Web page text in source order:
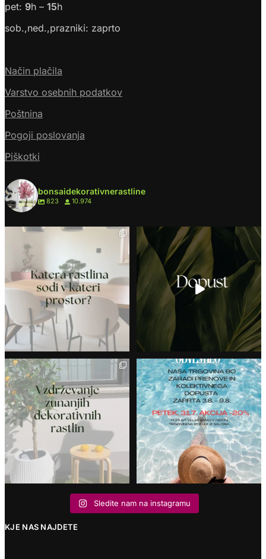
pet: 9h – 15h
sob.,ned.,prazniki: zaprto
Način plačila
Varstvo osebnih podatkov
Poštnina
Pogoji poslovanja
Piškotki
bonsaidekorativnerastline
823 10.974
Sledite nam na instagramu
KJE NAS NAJDETE